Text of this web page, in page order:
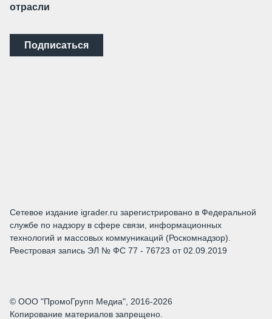
отрасли
Подписаться
Сетевое издание igrader.ru зарегистрировано в Федеральной
службе по надзору в сфере связи, информационных
технологий и массовых коммуникаций (Роскомнадзор).
Реестровая запись ЭЛ № ФС 77 - 76723 от 02.09.2019
© ООО "ПромоГрупп Медиа", 2016-2026
Копирование материалов запрещено.